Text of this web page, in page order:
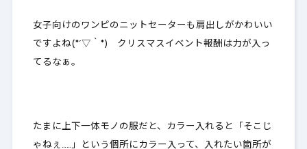
女子向けのワンピのニットセーターも肩出しがかわいい
ですよね(*´▽｀*) クリスマスイベント報酬は力が入っ
てるなぁ。
たまに上下一体モノの服だと、カラー入れると「そこじ
ゃねぇ……」という個所にカラー入って、入れたい箇所が